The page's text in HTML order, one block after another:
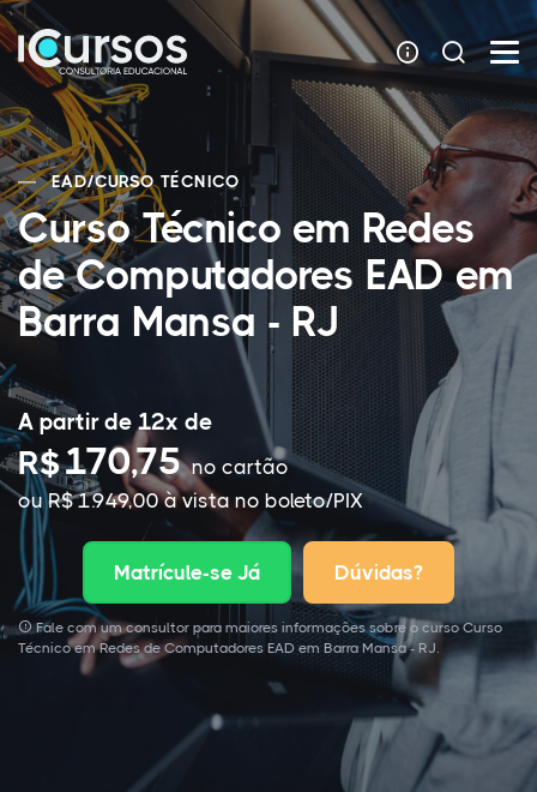
EAD/CURSO TÉCNICO
Curso Técnico em Redes
de Computadores EAD em
Barra Mansa - RJ
A partir de 12x de
R$170,75no cartão
ou R$ 1.949,00 à vista no boleto/PIX
Matrícule-se Já Dúvidas?
Fale com um consultor para maiores informações sobre o curso Curso
Técnico em Redes de Computadores EAD em Barra Mansa - RJ.